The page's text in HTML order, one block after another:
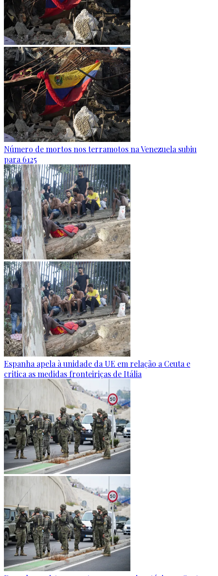
Número de mortos nos terramotos na Venezuela subiu
para 6125
Espanha apela à unidade da UE em relação a Ceuta e
critica as medidas fronteiriças de Itália